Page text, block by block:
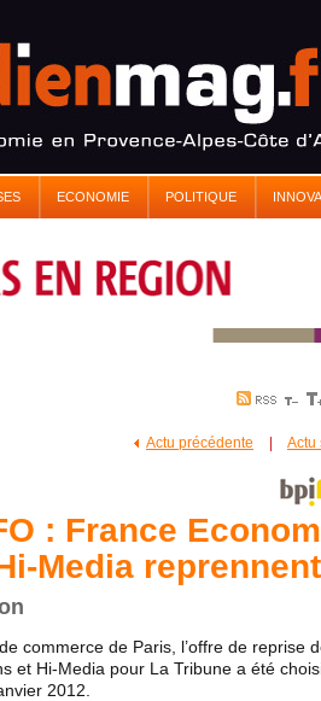
ECONOMIE POLITIQUE
Actu précédente Actu
: France
Media
commerce de Paris, l’offre de reprise
et Hi-Media pour La Tribune a été
2012.